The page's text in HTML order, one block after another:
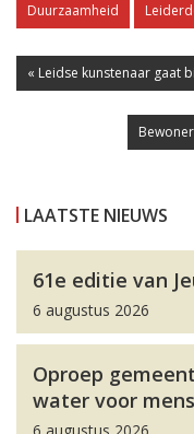
Duurzaamheid
« Leidse kunstenaar gaat
LAATSTE NIEUWS
61e editie van
6 augustus 2026
Oproep
water voor